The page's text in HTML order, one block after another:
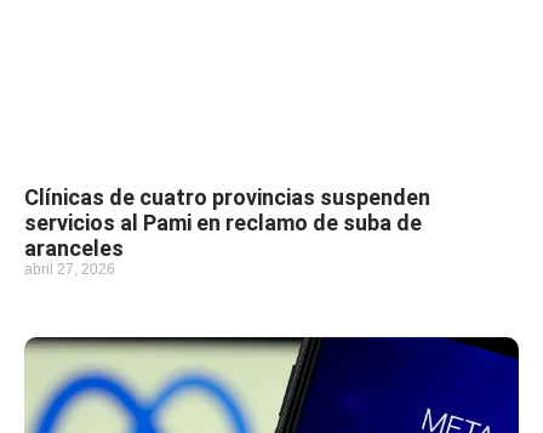
Clínicas de cuatro provincias suspenden
servicios al Pami en reclamo de suba de
aranceles
abril 27, 2026